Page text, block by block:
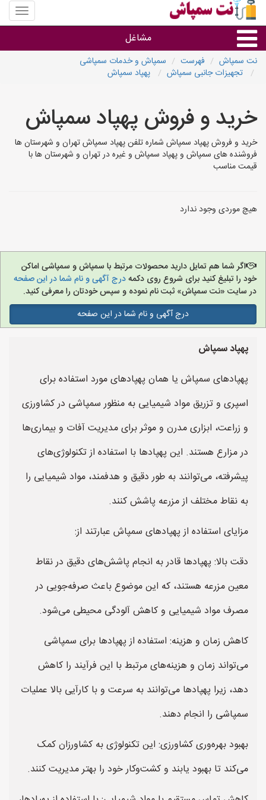
منوی
سایت
مشاغل
گروه ها
استان ها
نت سمپاش فهرست
سمپاش و خدمات سمپاشی
تجهیزات جانبی سمپاش
پهپاد سمپاش
خرید و فروش پهپاد سمپاش
خرید و فروش پهپاد سمپاش شماره تلفن پهپاد سمپاش تهران و شهرستان ها
فروشنده های سمپاش و پهپاد سمپاش و غیره در تهران و شهرستان ها با
قیمت مناسب
هیچ موردی وجود ندارد
اگر شما هم تمایل دارید محصولات مرتبط با سمپاش و سمپاشی اماکن
خود را تبلیغ کنید برای شروع روی دکمهدرج آگهی و نام شما در این صفحه
در سایت «نت سمپاش» ثبت نام نموده و سپس خودتان را معرفی کنید.
درج آگهی و نام شما در این صفحه
پهپاد سمپاش
پهپادهای سمپاش یا همان پهپادهای مورد استفاده برای
اسپری و تزریق مواد شیمیایی به منظور سمپاشی در کشاورزی
و زراعت، ابزاری مدرن و موثر برای مدیریت آفات و بیماری‌ها
در مزارع هستند. این پهپادها با استفاده از تکنولوژی‌های
پیشرفته، می‌توانند به طور دقیق و هدفمند، مواد شیمیایی را
به نقاط مختلف از مزرعه پاشش کنند.
مزایای استفاده از پهپادهای سمپاش عبارتند از:
دقت بالا: پهپادها قادر به انجام پاشش‌های دقیق در نقاط
معین مزرعه هستند، که این موضوع باعث صرفه‌جویی در
مصرف مواد شیمیایی و کاهش آلودگی محیطی می‌شود.
کاهش زمان و هزینه: استفاده از پهپادها برای سمپاشی
می‌تواند زمان و هزینه‌های مرتبط با این فرآیند را کاهش
دهد، زیرا پهپادها می‌توانند به سرعت و با کارآیی بالا عملیات
سمپاشی را انجام دهند.
بهبود بهره‌وری کشاورزی: این تکنولوژی به کشاورزان کمک
می‌کند تا بهبود یابند و کشت‌وکار خود را بهتر مدیریت کنند.